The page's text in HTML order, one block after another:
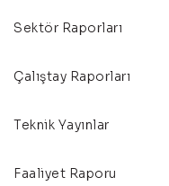
Sektör Raporları
Çalıştay Raporları
Teknik Yayınlar
Faaliyet Raporu